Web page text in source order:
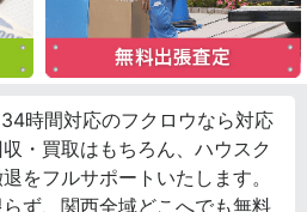
時間対応のフクロウなら対応
・買取はもちろん、ハウスク
をフルサポートいたします。
ず、関西全域どこへでも無料